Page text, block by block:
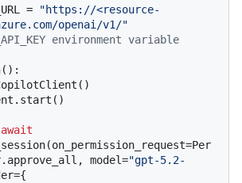
=
"https://<resource-
openai/v1/"
environment variable
():
await
model="gpt-5.2-